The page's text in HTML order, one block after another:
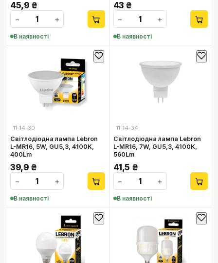
45,9 ₴
−
+
В наявності
43 ₴
−
+
В наявності
11-14-30
Світлодіодна лампа Lebron
L-MR16, 5W, GU5,3, 4100K,
400Lm
39,9 ₴
−
+
В наявності
11-14-34
Світлодіодна лампа Lebron
L-MR16, 7W, GU5,3, 4100K,
560Lm
41,5 ₴
−
+
В наявності